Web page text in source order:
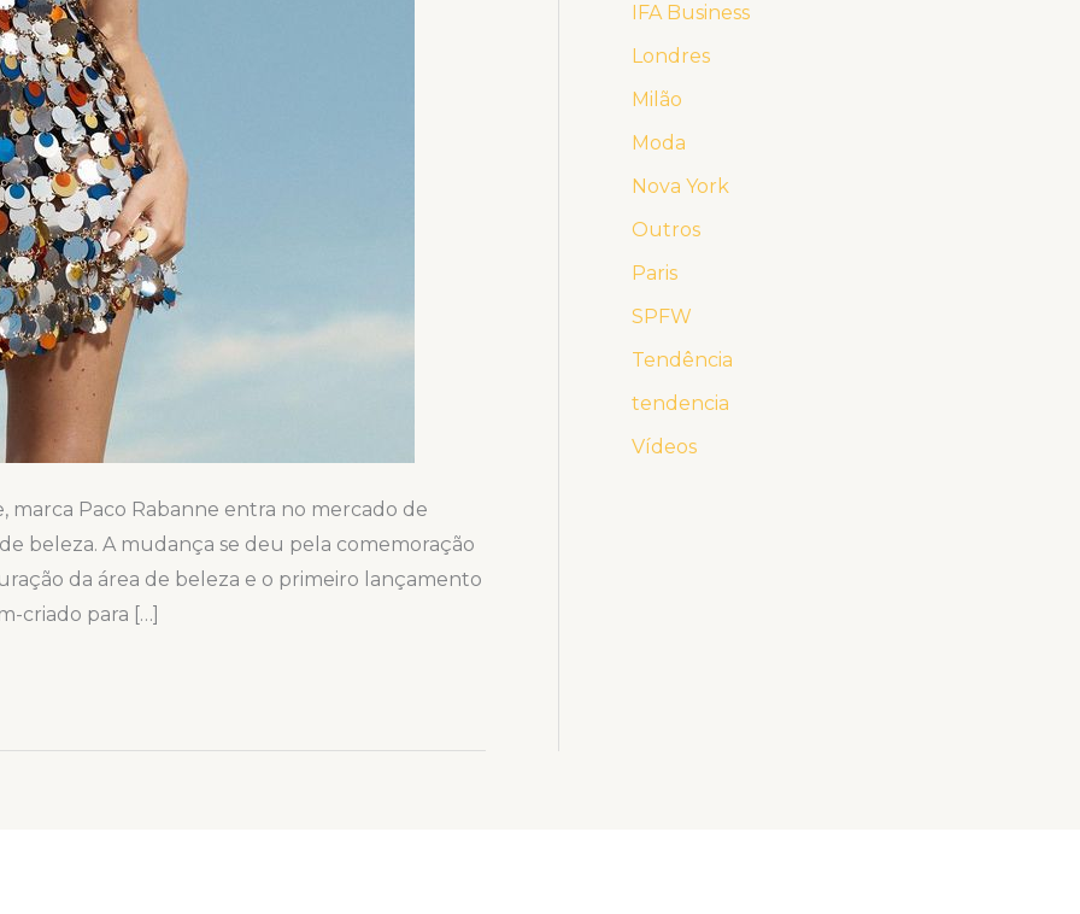
marca Paco Rabanne entra no mercado de
beleza. A mudança se deu pela comemoração
da área de beleza e o primeiro lançamento
criado para […]
IFA Business
Londres
Milão
Moda
Nova York
Outros
Paris
SPFW
Tendência
tendencia
Vídeos